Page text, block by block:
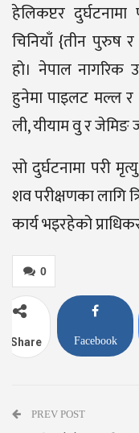
हेलिकप्टर
चिनियाँ {तीन पुरुष
हो। नेपाल
हुनेमा पाइलट मल्ल र
ली, यीयाम वु र जेमिङ
सो दुर्घटनामा
शव परीक्षणका लागि
कार्य भइरहेको
0
Share Facebook
PREV POST